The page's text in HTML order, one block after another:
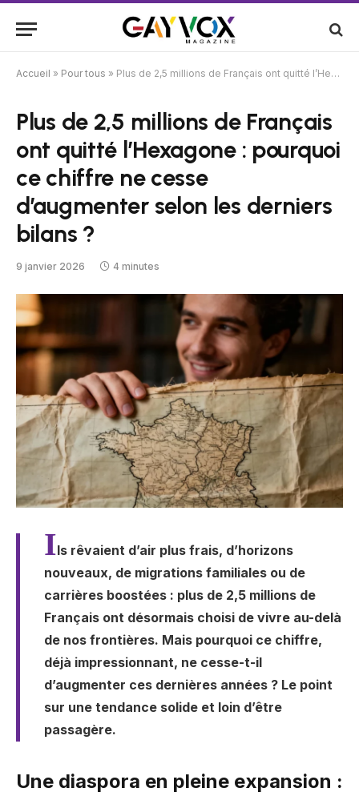
Accueil » Pour tous » Plus de 2,5 millions de Français ont quitté l’Hexagone : pourquoi ce chiffre ne cesse d’augmenter selon les derniers bilans ?
Plus de 2,5 millions de Français
ont quitté l’Hexagone : pourquoi
ce chiffre ne cesse
d’augmenter selon les derniers
bilans ?
9 janvier 2026 4 minutes
Ils rêvaient d’air plus frais, d’horizons
nouveaux, de migrations familiales ou de
carrières boostées : plus de 2,5 millions de
Français ont désormais choisi de vivre au-delà
de nos frontières. Mais pourquoi ce chiffre,
déjà impressionnant, ne cesse-t-il
d’augmenter ces dernières années ? Le point
sur une tendance solide et loin d’être
passagère.
Une diaspora en pleine expansion :